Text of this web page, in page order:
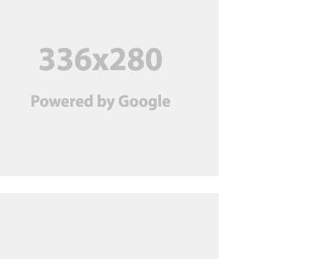
অতিরিক্ত বিলের অভিযোগ
‘অপপ্রচার’ বলছে বিদ্যুৎ বিভাগ
জুলাই মাসে পণ্য রপ্তানি বেড়েছে;